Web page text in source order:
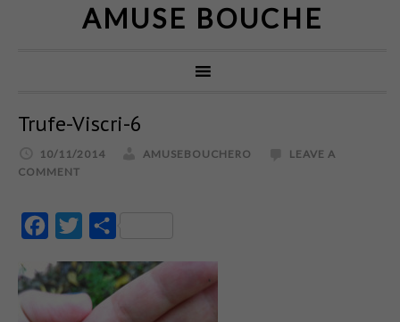
AMUSE BOUCHE
Trufe-Viscri-6
10/11/2014 AMUSEBOUCHERO
LEAVE A
COMMENT
FacebookTwitter